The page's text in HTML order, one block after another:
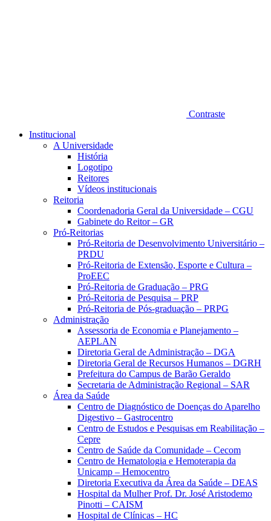
Contraste
Institucional
A Universidade
História
Logotipo
Reitores
Vídeos institucionais
Reitoria
Coordenadoria Geral da Universidade – CGU
Gabinete do Reitor – GR
Pró-Reitorias
Pró-Reitoria de Desenvolvimento Universitário –
PRDU
Pró-Reitoria de Extensão, Esporte e Cultura –
ProEEC
Pró-Reitoria de Graduação – PRG
Pró-Reitoria de Pesquisa – PRP
Pró-Reitoria de Pós-graduação – PRPG
Administração
Assessoria de Economia e Planejamento –
AEPLAN
Diretoria Geral de Administração – DGA
Diretoria Geral de Recursos Humanos – DGRH
Prefeitura do Campus de Barão Geraldo
Secretaria de Administração Regional – SAR
Área da Saúde
Centro de Diagnóstico de Doenças do Aparelho
Digestivo – Gastrocentro
Centro de Estudos e Pesquisas em Reabilitação –
Cepre
Centro de Saúde da Comunidade – Cecom
Centro de Hematologia e Hemoterapia da
Unicamp – Hemocentro
Diretoria Executiva da Área da Saúde – DEAS
Hospital da Mulher Prof. Dr. José Aristodemo
Pinotti – CAISM
Hospital de Clínicas – HC